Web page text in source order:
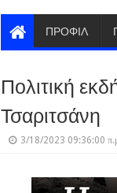
ΠΡΟΦΙΛ
Πολιτική
Τσαριτσάνη
3/18/2023 09:36:00